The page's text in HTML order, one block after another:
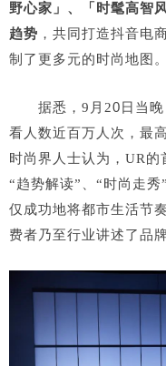
野心家」、「时髦高智
趋势 ，共同打造抖音电
制了更多元的时尚地图。
据悉，9月20 日当
看人数近百万人次，最
时尚界人士认为，UR的
“趋势解读”、“时尚走
仅成功地将都市生活节
费者乃至行业讲述了品